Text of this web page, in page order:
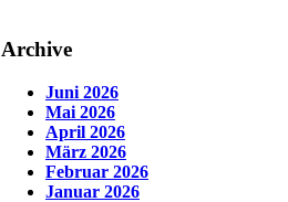
Archive
Juni 2026
Mai 2026
April 2026
März 2026
Februar 2026
Januar 2026